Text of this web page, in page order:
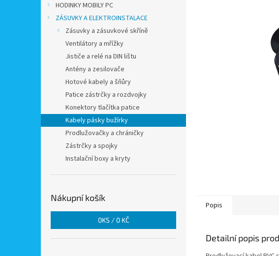
HODINKY MOBILY PC
ZÁSUVKY A ELEKTROINSTALACE
Zásuvky a zásuvkové skříně
Ventilátory a mřížky
Jističe a relé na DIN lištu
Antény a zesilovače
Hotové kabely a šňůry
Patice zástrčky a rozdvojky
Konektory tlačítka patice
Kabely pásky bužírky
Prodlužovačky a chráničky
Zástrčky a spojky
Instalační boxy a kryty
Nákupní košík
0KS / 0 KČ
Popis
Detailní popis